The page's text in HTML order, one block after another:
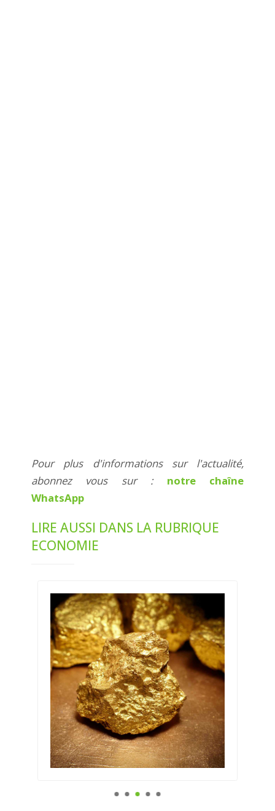
Pour plus d'informations sur l'actualité,
abonnez vous sur : notre chaîne
WhatsApp
LIRE AUSSI DANS LA RUBRIQUE
ECONOMIE